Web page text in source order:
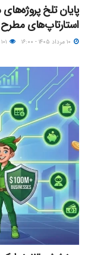
استارتاپ‌های مطرح